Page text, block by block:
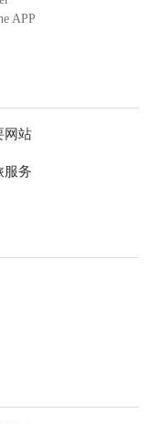
APP
网站
服务